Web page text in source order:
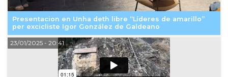
Presentacion en Unha deth libre “Líderes de amarillo”
per excicliste Igor González de Galdeano
23/01/2025- 20:41